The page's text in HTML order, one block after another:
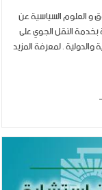
و العلوم السياسية عن
النقل الجوي على
. لمعرفة المزيد